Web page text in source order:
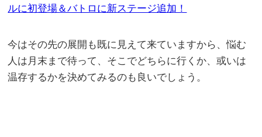
ルに初登場＆バトロに新ステージ追加！
今はその先の展開も既に見えて来ていますから、悩む
人は月末まで待って、そこでどちらに行くか、或いは
温存するかを決めてみるのも良いでしょう。